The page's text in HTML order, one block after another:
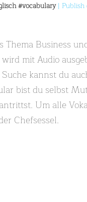
#vocabulary| Publish
Business
mit Audio
kannst du
bist du selbst
Um alle
Chefsessel.